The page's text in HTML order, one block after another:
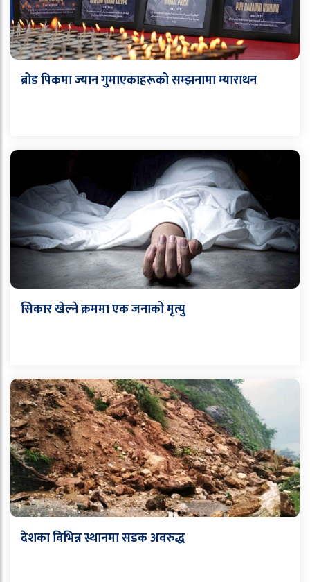
ब्रोड पिकमा ज्यान गुमाएकाहरूको सम्झनामा म्याराथन
सिकार खेल्ने क्रममा एक जनाको मृत्यु
देशका विभिन्न स्थानमा सडक अवरुद्ध